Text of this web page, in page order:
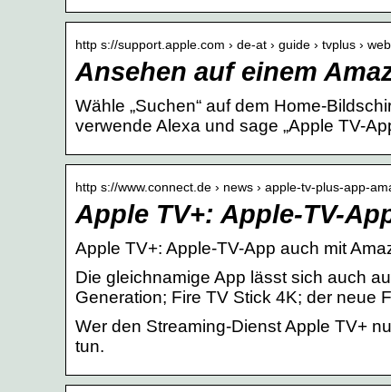
http s://support.apple.com › de-at › guide › tvplus › web
Ansehen auf einem
Wähle „Suchen“ auf dem Home-
verwende Alexa und sage „Apple TV-
http s://www.connect.de › news › apple-tv-plus-app-
Apple TV+: Apple-TV-
Apple TV+: Apple-TV-App auch mit
Die gleichnamige App lässt sich auch
Generation; Fire TV Stick 4K; der neue
Wer den Streaming-Dienst Apple TV+
tun.